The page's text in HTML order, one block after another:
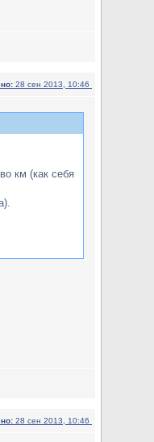
28 сен 2013, 10:46
км (как себя
28 сен 2013, 10:46